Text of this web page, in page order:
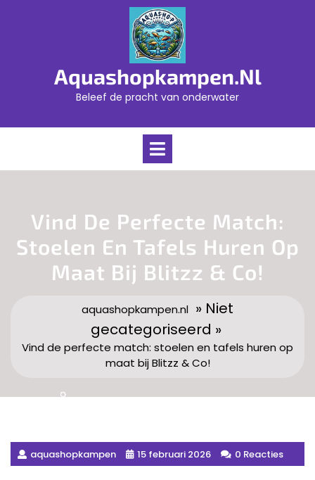
Aquashopkampen.nl
Beleef de pracht van onderwater
Open
Vind De Perfecte Match:
Stoelen En Tafels Huren Op
Maat Bij Blitzz & Co!
aquashopkampen.nl » Niet
gecategoriseerd »
Vind de perfecte match: stoelen en tafels huren op
maat bij Blitzz & Co!
aquashopkampen 15 februari 2026 0 Reacties